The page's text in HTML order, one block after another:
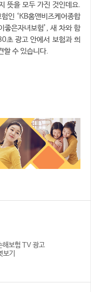
뜻을 모두 가진 것인데요.
인 ‘KB홈앤비즈케어종합
좋은자녀보험’, 새 차와 함
초 광고 안에서 보험과 희
할 수 있습니다.
보험 TV 광고
기